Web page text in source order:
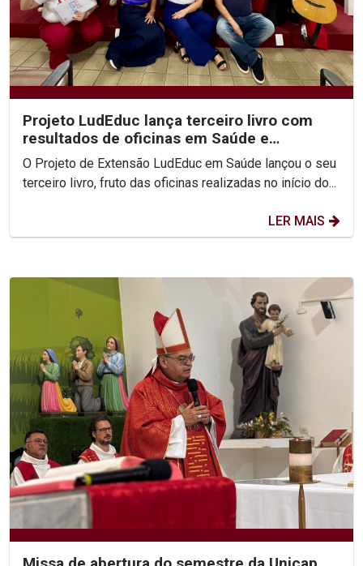
Projeto LudEduc lança terceiro livro com
resultados de oficinas em Saúde e
Educação
O Projeto de Extensão LudEduc em Saúde lançou o seu
terceiro livro, fruto das oficinas realizadas no início do...
LER MAIS